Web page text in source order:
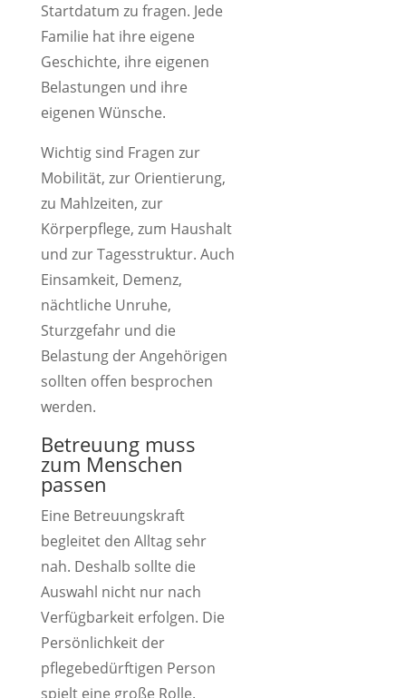
Startdatum zu fragen. Jede
Familie hat ihre eigene
Geschichte, ihre eigenen
Belastungen und ihre
eigenen Wünsche.
Wichtig sind Fragen zur
Mobilität, zur Orientierung,
zu Mahlzeiten, zur
Körperpflege, zum Haushalt
und zur Tagesstruktur. Auch
Einsamkeit, Demenz,
nächtliche Unruhe,
Sturzgefahr und die
Belastung der Angehörigen
sollten offen besprochen
werden.
Betreuung muss
zum Menschen
passen
Eine Betreuungskraft
begleitet den Alltag sehr
nah. Deshalb sollte die
Auswahl nicht nur nach
Verfügbarkeit erfolgen. Die
Persönlichkeit der
pflegebedürftigen Person
spielt eine große Rolle.